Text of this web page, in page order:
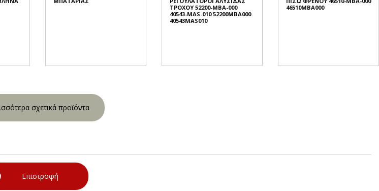
ΤΡΟΧΟΥ 52200-MBA-000
40543-MAS-010 52200MBA000
40543MAS010
46510MBA000
σχετικά προϊόντα
Επιστροφή